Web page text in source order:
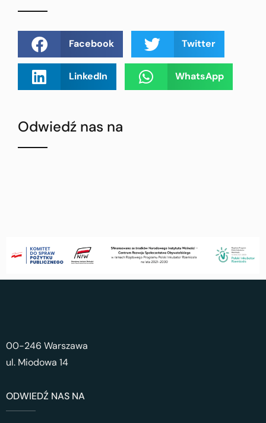
Facebook Twitter
LinkedIn WhatsApp
Odwiedź nas na
00-246 Warszawa
ul. Miodowa 14
ODWIEDŹ NAS NA